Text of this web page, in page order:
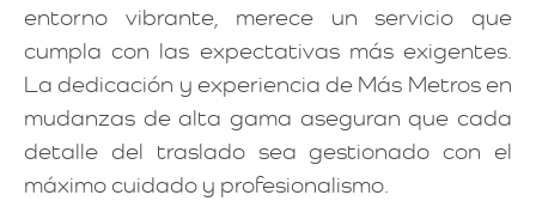
entorno vibrante, merece un servicio que
cumpla con las expectativas más exigentes.
La dedicación y experiencia de Más Metros en
mudanzas de alta gama aseguran que cada
detalle del traslado sea gestionado con el
máximo cuidado y profesionalismo.